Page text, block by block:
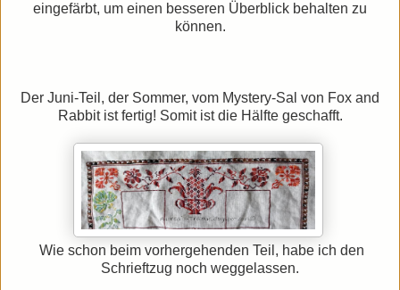
eingefärbt, um einen besseren Überblick behalten zu
können.
Der Juni-Teil, der Sommer, vom Mystery-Sal von Fox and
Rabbit ist fertig! Somit ist die Hälfte geschafft.
Wie schon beim vorhergehenden Teil, habe ich den
Schrieftzug noch weggelassen.